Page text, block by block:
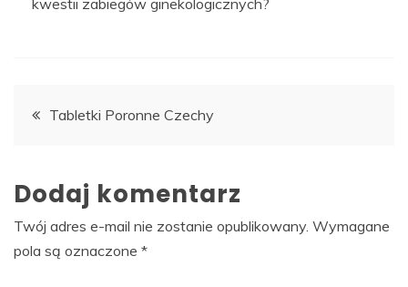
kwestii zabiegów ginekologicznych?
Nawigacja
Tabletki Poronne Czechy
Dodaj komentarz
Twój adres e-mail nie zostanie opublikowany. Wymagane
pola są oznaczone *